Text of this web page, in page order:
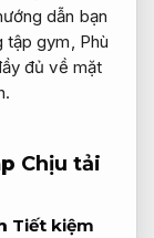
dẫn bạn
gym, Phù
đủ về mặt
Chịu tải
Tiết kiệm